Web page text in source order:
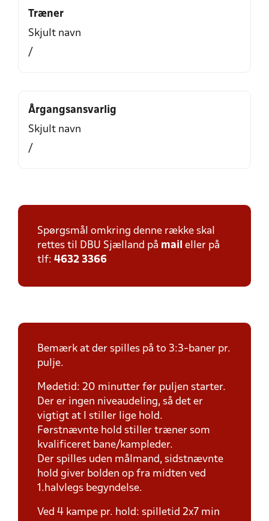
Træner
Skjult navn
/
Årgangsansvarlig
Skjult navn
/
Spørgsmål omkring denne række skal
rettes til DBU Sjælland på mail eller på
tlf: 4632 3366
Bemærk at der spilles på to 3:3-baner pr.
pulje.
Mødetid: 20 minutter før puljen starter.
Der er ingen niveaudeling, så det er
vigtigt at I stiller lige hold.
Førstnævnte hold stiller træner som
kvalificeret bane/kampleder.
Der spilles uden målmand, sidstnævnte
hold giver bolden op fra midten ved
1.halvlegs begyndelse.
Ved 4 kampe pr. hold: spilletid 2x7 min